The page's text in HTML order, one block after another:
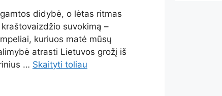
didybė, o lėtas ritmas
suvokimą –
kuriuos matė mūsų
atrasti Lietuvos grožį iš
… Skaityti toliau